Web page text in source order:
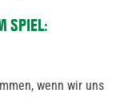
SPIEL:
wenn wir uns